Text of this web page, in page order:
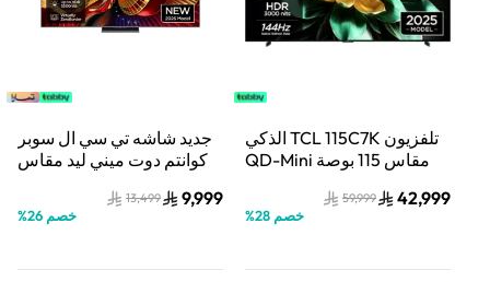
تلفزيون TCL 115C7K الذكي
مقاس 115 بوصة QD-Mini
Google TV | معدل تحديث
144 هرتز | Dolby Vision IQ |
42,999
59,999
خصم 28
%
جديد شاشه تي سي ال سوبر
كوانتم دوت ميني ليد مقاس
موديل 2026
9,999
13,499
خصم 26
%